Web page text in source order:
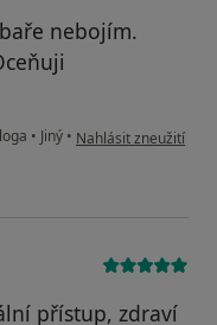
nebojím.
• Jiný • podle názoru
Nahlásit zneužití
přístup, zdraví